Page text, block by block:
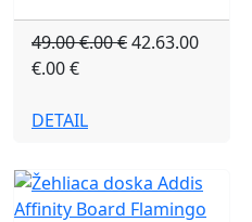
49.00 €.00 €42.63.00
€.00 €
DETAIL